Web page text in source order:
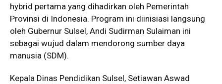
hybrid pertama yang dihadirkan oleh Pemerintah
Provinsi di Indonesia. Program ini diinisiasi langsung
oleh Gubernur Sulsel, Andi Sudirman Sulaiman ini
sebagai wujud dalam mendorong sumber daya
manusia (SDM).
Kepala Dinas Pendidikan Sulsel, Setiawan Aswad